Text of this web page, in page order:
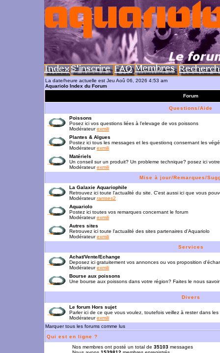
La date/heure actuelle est Jeu Aoû 06, 2026 4:53 am
Aquariolo Index du Forum
Forum
Questions/Aide
Poissons
Posez ici vos questions liées à l'elevage de vos poissons
Modérateurexmili
Plantes & Algues
Postez ici tous les messages et les questionq consernant les
Modérateurexmili
Matériels
Un conseil sur un produit? Un probleme technique? posez ici
Modérateurexmili
Mise à jour/Remarques/
La Galaxie Aquariophile
Retrouvez ici toute l'actualité du site. C'est aussi ici que vous
Modérateurramses2
Aquariolo
Postez ici toutes vos remarques concernant le forum
Modérateurexmili
Autres sites
Retrouvez ici toute l'actualité des sites partenaires d'Aquariolo
Modérateurexmili
Services
Achat/Vente/Echange
Deposez ici gratuitement vos annonces ou vos proposition
Modérateurexmili
Bourse aux poissons
Une bourse aux poissons dans votre région? Faites le nous savoir
Divers
Le forum Hors sujet
Parler ici de ce que vous voulez, toutefois veillez à rester dans les
Modérateurexmili
Marquer tous les forums comme lus
Qui est en ligne ?
Nos membres ont posté un total de 35103 messages